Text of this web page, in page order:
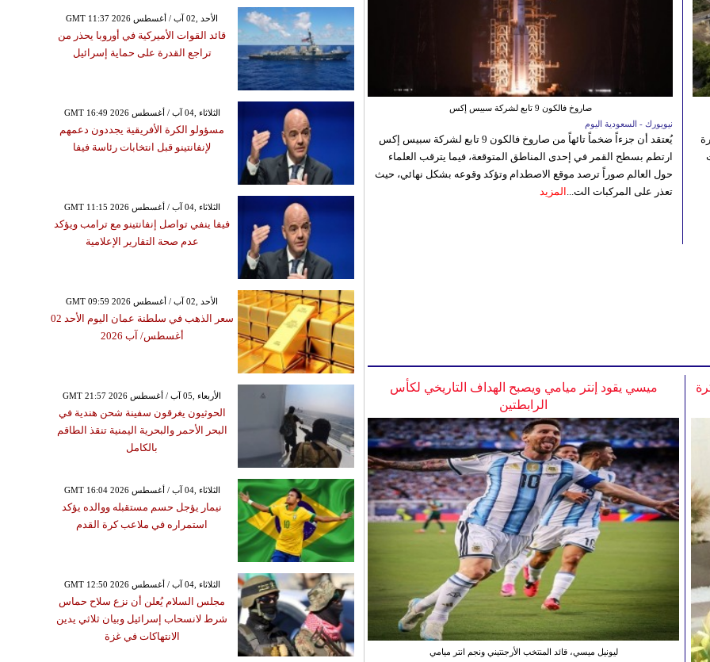
صاروخ فالكون 9 تابع لشركة سبيس إكس
نيويورك - السعودية اليوم
يُعتقد أن جزءاً ضخماً تائهاً من صاروخ فالكون 9 تابع لشركة سبيس إكس
ارتطم بسطح القمر في إحدى المناطق المتوقعة، فيما يترقب العلماء
حول العالم صوراً ترصد موقع الاصطدام وتؤكد وقوعه بشكل نهائي، حيث
تعذر على المركبات الت... المزيد
ميسي يقود إنتر ميامي ويصبح الهداف التاريخي لكأس
الرابطتين
ليونيل ميسي، قائد المنتخب الأرجنتيني ونجم انتر ميامي
GMT 11:37 2026 الأحد ,02 آب / أغسطس
قائد القوات الأميركية في أوروبا يحذر من
تراجع القدرة على حماية إسرائيل
GMT 16:49 2026 الثلاثاء ,04 آب / أغسطس
مسؤولو الكرة الأفريقية يجددون دعمهم
لإنفانتينو قبل انتخابات رئاسة فيفا
GMT 11:15 2026 الثلاثاء ,04 آب / أغسطس
فيفا ينفي تواصل إنفانتينو مع ترامب ويؤكد
عدم صحة التقارير الإعلامية
GMT 09:59 2026 الأحد ,02 آب / أغسطس
سعر الذهب في سلطنة عمان اليوم الأحد 02
أغسطس/ آب 2026
GMT 21:57 2026 الأربعاء ,05 آب / أغسطس
الحوثيون يغرقون سفينة شحن هندية في
البحر الأحمر والبحرية اليمنية تنقذ الطاقم
بالكامل
GMT 16:04 2026 الثلاثاء ,04 آب / أغسطس
نيمار يؤجل حسم مستقبله ووالده يؤكد
استمراره في ملاعب كرة القدم
GMT 12:50 2026 الثلاثاء ,04 آب / أغسطس
مجلس السلام يُعلن أن نزع سلاح حماس
شرط لانسحاب إسرائيل وبيان ثلاثي يدين
الانتهاكات في غزة